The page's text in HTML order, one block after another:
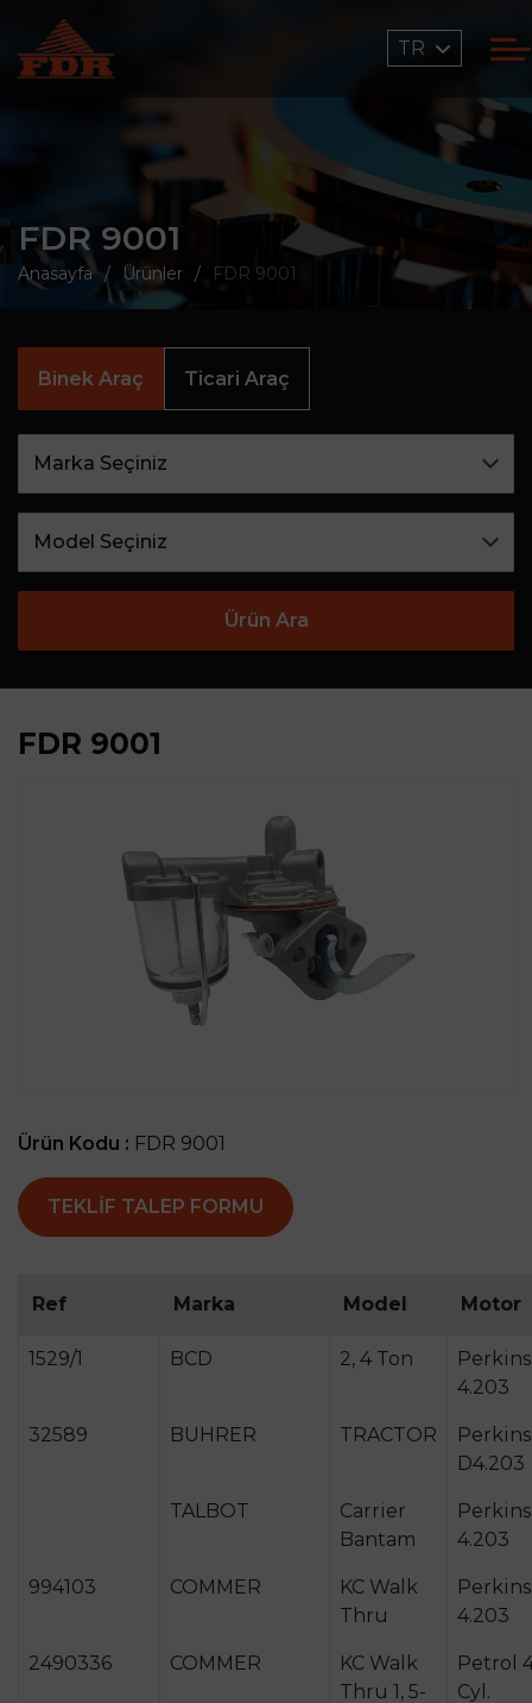
TR
FDR 9001
Anasayfa Ürünler FDR 9001
Binek Araç Ticari Araç
Ürün Ara
FDR 9001
Ürün Kodu : FDR 9001
TEKLIF TALEP FORMU
Ref Marka Model Motor
1529/1 BCD 2, 4 Ton
Perkins
4.203
32589 BUHRER TRACTOR
Perkins
D4.203
TALBOT
Carrier
Bantam
Perkins
4.203
994103 COMMER
KC Walk
Thru
Perkins
4.203
2490336 COMMER
KC Walk
Thru 1, 5-
Petrol
Cyl.